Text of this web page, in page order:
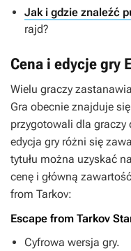
Jak i gdzie znaleźć
rajd?
Cena i edycje gry
Wielu graczy
Gra obecnie znajduje
przygotowali dla graczy
edycja gry różni się
tytułu można uzyskać na
cenę i główną
from Tarkov:
Escape from Tarkov
Cyfrowa wersja gry.